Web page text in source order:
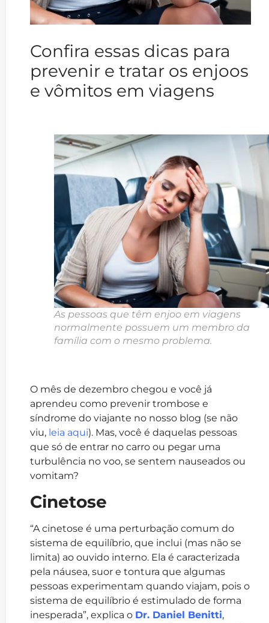
Confira essas dicas para
prevenir e tratar os enjoos
e vômitos em viagens
As pessoas que têm enjoo em viagens
normalmente possuem um membro da
família com o mesmo problema.
O mês de dezembro chegou e você já
aprendeu como prevenir trombose e
síndrome do viajante no nosso blog (se não
viu, leia aqui). Mas, você é daquelas pessoas
que só de entrar no carro ou pegar uma
turbulência no voo, se sentem nauseados ou
vomitam?
Cinetose
“A cinetose é uma perturbação comum do
sistema de equilíbrio, que inclui (mas não se
limita) ao ouvido interno. Ela é caracterizada
pela náusea, suor e tontura que algumas
pessoas experimentam quando viajam, pois o
sistema de equilíbrio é estimulado de forma
inesperada”, explica o Dr. Daniel Benitti,